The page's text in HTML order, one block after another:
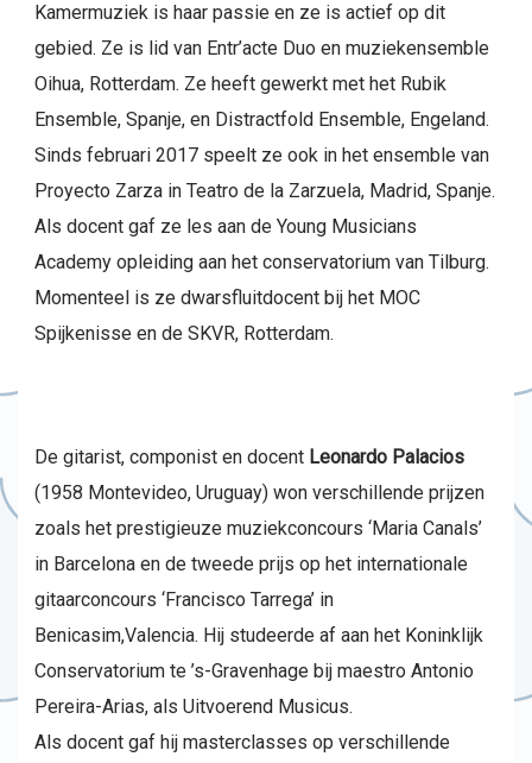
Kamermuziek is haar passie en ze is actief op dit
gebied. Ze is lid van Entr’acte Duo en muziekensemble
Oihua, Rotterdam. Ze heeft gewerkt met het Rubik
Ensemble, Spanje, en Distractfold Ensemble, Engeland.
Sinds februari 2017 speelt ze ook in het ensemble van
Proyecto Zarza in Teatro de la Zarzuela, Madrid, Spanje.
Als docent gaf ze les aan de Young Musicians
Academy opleiding aan het conservatorium van Tilburg.
Momenteel is ze dwarsfluitdocent bij het MOC
Spijkenisse en de SKVR, Rotterdam.
De gitarist, componist en docent Leonardo Palacios
(1958 Montevideo, Uruguay) won verschillende prijzen
zoals het prestigieuze muziekconcours ‘Maria Canals’
in Barcelona en de tweede prijs op het internationale
gitaarconcours ‘Francisco Tarrega’ in
Benicasim,Valencia. Hij studeerde af aan het Koninklijk
Conservatorium te ’s-Gravenhage bij maestro Antonio
Pereira-Arias, als Uitvoerend Musicus.
Als docent gaf hij masterclasses op verschillende